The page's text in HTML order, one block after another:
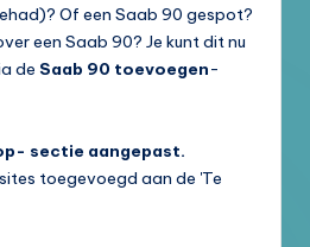
Of een Saab 90 gespot?
een Saab 90? Je kunt dit nu
de Saab 90 toevoegen-
sectie aangepast.
toegevoegd aan de 'Te